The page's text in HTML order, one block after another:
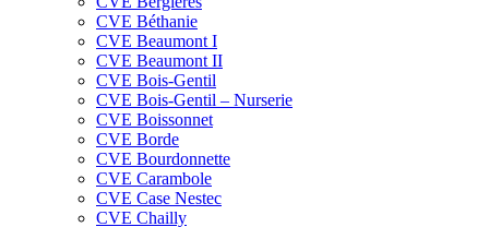
CVE Béthanie
CVE Beaumont I
CVE Beaumont II
CVE Bois-Gentil
CVE Bois-Gentil – Nurserie
CVE Boissonnet
CVE Borde
CVE Bourdonnette
CVE Carambole
CVE Case Nestec
CVE Chailly